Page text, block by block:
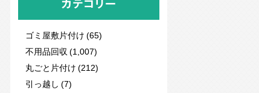
カテゴリー
ゴミ屋敷片付け (65)
不用品回収 (1,007)
丸ごと片付け (212)
引っ越し (7)